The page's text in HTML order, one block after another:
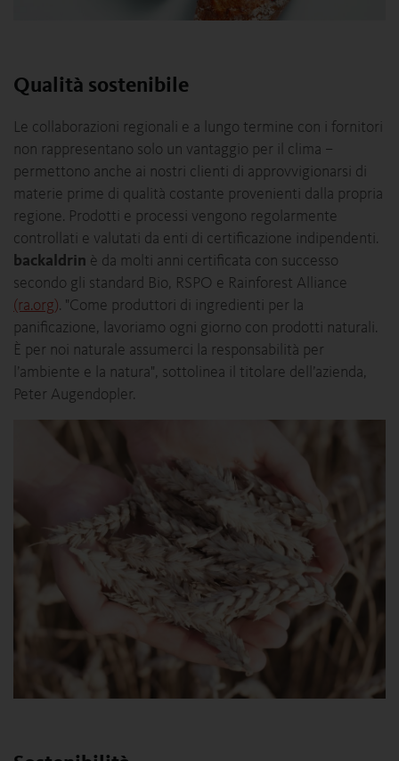
Qualità sostenibile
Le collaborazioni regionali e a lungo termine con i fornitori
non rappresentano solo un vantaggio per il clima –
permettono anche ai nostri clienti di approvvigionarsi di
materie prime di qualità costante provenienti dalla propria
regione. Prodotti e processi vengono regolarmente
controllati e valutati da enti di certificazione indipendenti.
backaldrin è da molti anni certificata con successo
secondo gli standard Bio, RSPO e Rainforest Alliance
(ra.org). "Come produttori di ingredienti per la
panificazione, lavoriamo ogni giorno con prodotti naturali.
È per noi naturale assumerci la responsabilità per
l’ambiente e la natura", sottolinea il titolare dell’azienda,
Peter Augendopler.